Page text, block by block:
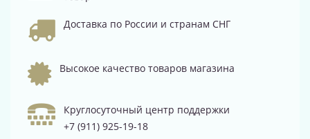
Доставка по России и странам СНГ
Высокое качество товаров магазина
Круглосуточный центр поддержки
+7 (911) 925-19-18